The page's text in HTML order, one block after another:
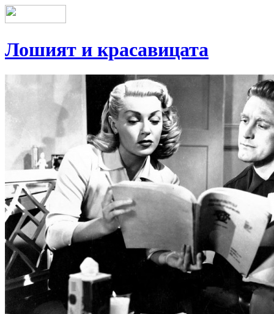
Лошият и красавицата